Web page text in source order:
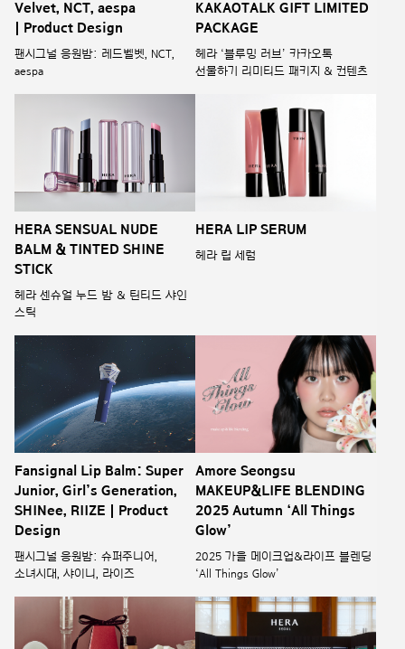
Velvet, NCT, aespa
| Product Design
팬시그널 응원밤: 레드벨벳, NCT,
aespa
KAKAOTALK GIFT LIMITED
PACKAGE
헤라 ‘블루밍 러브’ 카카오톡
선물하기 리미티드 패키지 & 컨텐츠
HERA SENSUAL NUDE
BALM & TINTED SHINE
STICK
헤라 센슈얼 누드 밤 & 틴티드 샤인
스틱
HERA LIP SERUM
헤라 립 세럼
Fansignal Lip Balm: Super
Junior, Girl’s Generation,
SHINee, RIIZE | Product
Design
팬시그널 응원밤: 슈퍼주니어,
소녀시대, 샤이니, 라이즈
Amore Seongsu
MAKEUP&LIFE BLENDING
2025 Autumn ‘All Things
Glow’
2025 가을 메이크업&라이프 블렌딩
‘All Things Glow’